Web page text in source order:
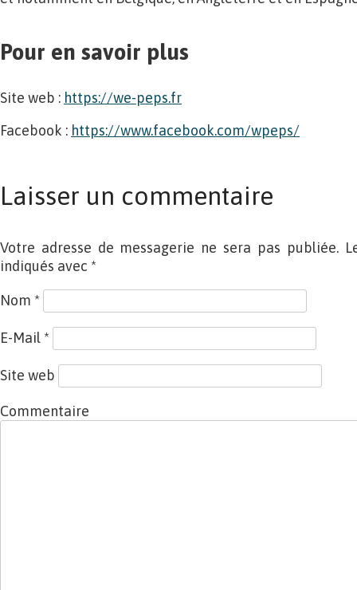
Pour en savoir plus
Site web : https://we-peps.fr
Facebook : https://www.facebook.com/wpeps/
Laisser un commentaire
Votre adresse de messagerie ne sera pas publiée.
indiqués avec *
Nom *
E-Mail *
Site web
Commentaire